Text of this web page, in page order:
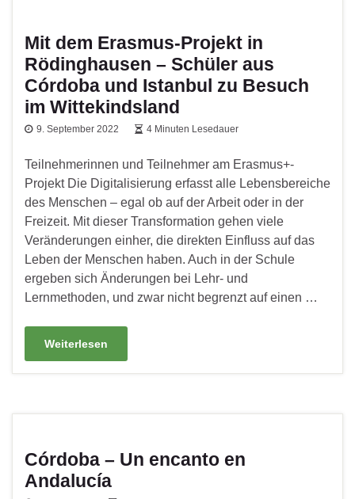
Mit dem Erasmus-Projekt in
Rödinghausen – Schüler aus
Córdoba und Istanbul zu Besuch
im Wittekindsland
9. September 2022 4 Minuten Lesedauer
Teilnehmerinnen und Teilnehmer am Erasmus+-
Projekt Die Digitalisierung erfasst alle Lebensbereiche
des Menschen – egal ob auf der Arbeit oder in der
Freizeit. Mit dieser Transformation gehen viele
Veränderungen einher, die direkten Einfluss auf das
Leben der Menschen haben. Auch in der Schule
ergeben sich Änderungen bei Lehr- und
Lernmethoden, und zwar nicht begrenzt auf einen …
Weiterlesen
Córdoba – Un encanto en
Andalucía